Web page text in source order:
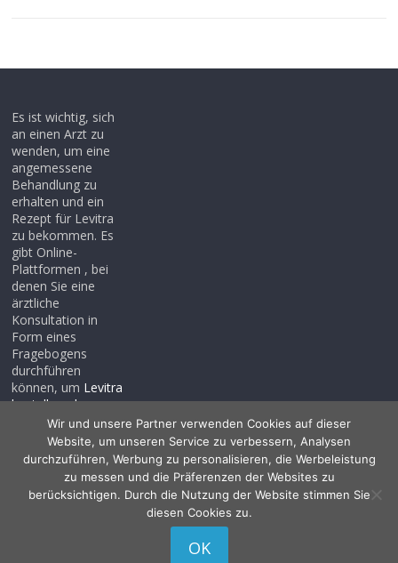
Es ist wichtig, sich
an einen Arzt zu
wenden, um eine
angemessene
Behandlung zu
erhalten und ein
Rezept für Levitra
zu bekommen. Es
gibt Online-
Plattformen , bei
denen Sie eine
ärztliche
Konsultation in
Form eines
Fragebogens
durchführen
können, um Levitra
bestellen ohne
rezept, auch wenn
Sie noch kein
Rezept haben .
Allessentialspa . Alle Rechte vorbehalten.
Wir und unsere Partner verwenden Cookies auf dieser
Website, um unseren Service zu verbessern, Analysen
durchzuführen, Werbung zu personalisieren, die Werbeleistung
zu messen und die Präferenzen der Websites zu
berücksichtigen. Durch die Nutzung der Website stimmen Sie
diesen Cookies zu.
OK